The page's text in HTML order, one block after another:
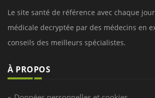
Le site santé de référence avec chaque
médicale decryptée par des médecins en
conseils des meilleurs spécialistes.
À PROPOS